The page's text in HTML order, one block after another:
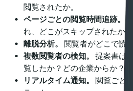
閲覧されたか。
ページごとの閲覧時間追跡。
れ、どこがスキップされたか。
離脱分析。
閲覧者がどこで読
複数閲覧者の検知。
提案書は
覧したか？どの企業からか？
リアルタイム通知。
閲覧ごと